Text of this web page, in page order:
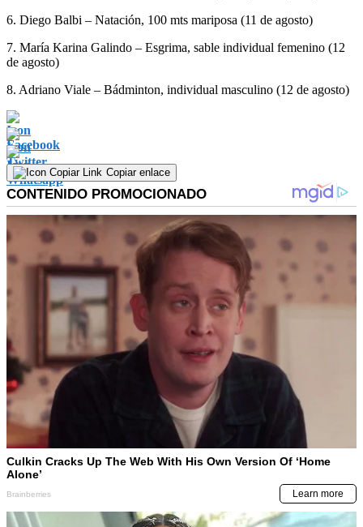
6. Diego Balbi – Natación, 100 mts mariposa (11 de agosto)
7. María Karina Galindo – Esgrima, sable individual femenino (12
de agosto)
8. Adriano Viale – Bádminton, individual masculino (12 de agosto)
Copiar enlace